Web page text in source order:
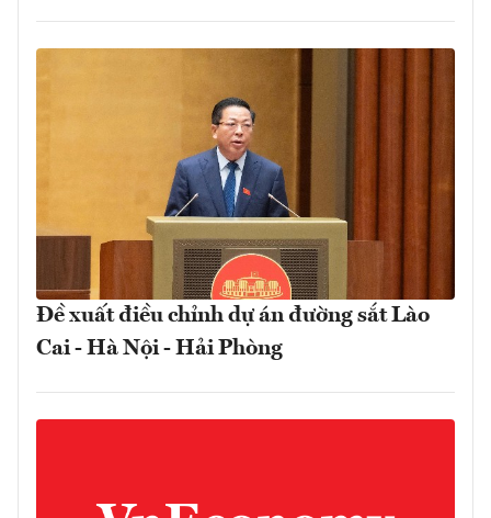
Đề xuất điều chỉnh dự án đường sắt Lào
Cai - Hà Nội - Hải Phòng